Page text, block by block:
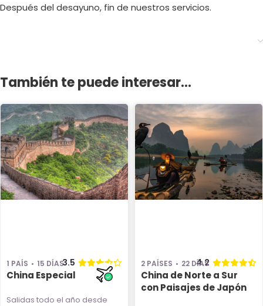
Después del desayuno, fin de nuestros servicios.
También te puede interesar...
1 PAÍS 15 DÍAS3.5
China Especial
Salidas todo el año desde
2 PAÍSES 22 DÍAS
4.2
China de Norte a Sur
con Paisajes de Japón